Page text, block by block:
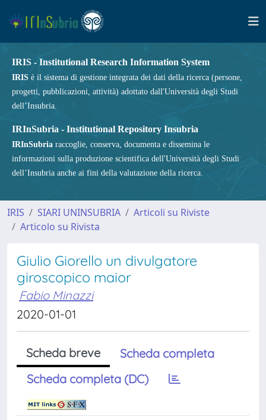
IRIS - Institutional Research Information System
IRIS è il sistema di gestione integrata dei dati della ricerca (persone,
progetti, pubblicazioni, attività) adottato dall'Università degli Studi
dell’Insubria.
IRInSubria - Institutional Repository Insubria
IRInSubria raccoglie, conserva, documenta e dissemina le
informazioni sulla produzione scientifica dell'Università degli Studi
dell’Insubria anche ai fini della valutazione della ricerca.
IRIS SIARI UNINSUBRIA
Articoli su Riviste
Articolo su Rivista
Giulio Giorello un divulgatore
giroscopico maior
Fabio Minazzi
2020-01-01
Scheda breve
Scheda completa
Scheda completa (DC)